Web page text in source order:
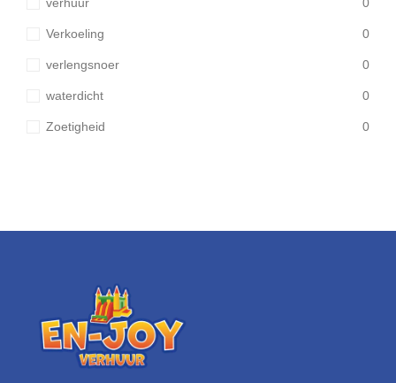
Verkoeling 0
verlengsnoer 0
waterdicht 0
Zoetigheid 0